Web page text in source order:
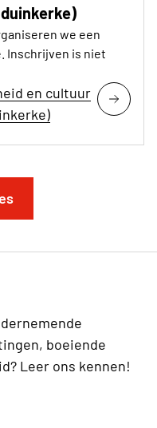
we een
Inschrijven is niet
en cultuur
boeiende
Leer ons kennen!